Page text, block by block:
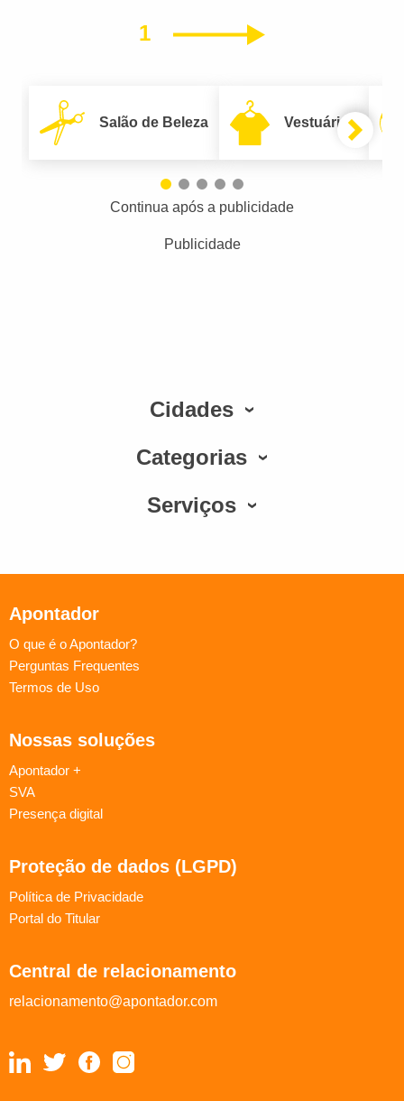
1 Próximo
Salão de Beleza Vestuário
Continua após a publicidade
Publicidade
Cidades
Categorias
Serviços
Apontador
O que é o Apontador?
Perguntas Frequentes
Termos de Uso
Nossas soluções
Apontador +
SVA
Presença digital
Proteção de dados (LGPD)
Política de Privacidade
Portal do Titular
Central de relacionamento
relacionamento@apontador.com